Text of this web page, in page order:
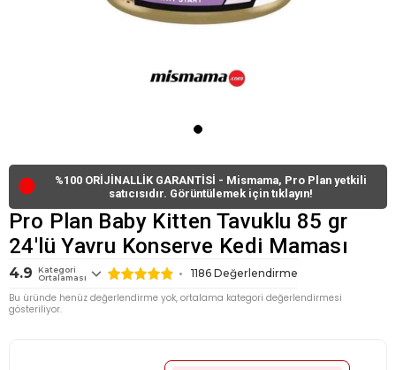
🔴
%100 ORİJİNALLİK GARANTİSİ - Mismama, Pro Plan yetkili
satıcısıdır. Görüntülemek için tıklayın!
Pro Plan Baby Kitten Tavuklu 85 gr
24'lü Yavru Konserve Kedi Maması
4.9
Kategori
Ortalaması
1186 Değerlendirme
Bu üründe henüz değerlendirme yok, ortalama kategori değerlendirmesi
gösteriliyor.